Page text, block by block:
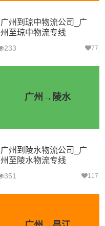
广州到琼中物流公司_广
州至琼中物流专线
233 77
广州→陵水
广州到陵水物流公司_广
州至陵水物流专线
351 117